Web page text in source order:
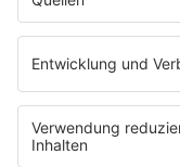
eröffnet. Direkt
E-Bikes über